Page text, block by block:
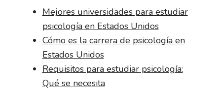
Mejores universidades para estudiar
psicología en Estados Unidos
Cómo es la carrera de psicología en
Estados Unidos
Requisitos para estudiar psicología:
Qué se necesita